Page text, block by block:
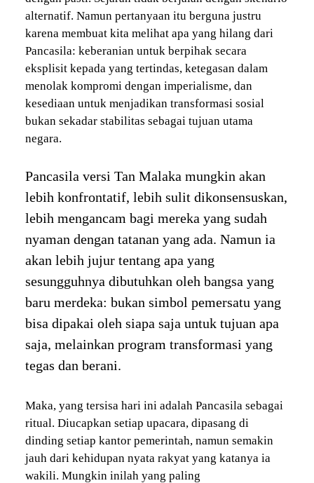
alternatif. Namun pertanyaan itu berguna justru
karena membuat kita melihat apa yang hilang dari
Pancasila: keberanian untuk berpihak secara
eksplisit kepada yang tertindas, ketegasan dalam
menolak kompromi dengan imperialisme, dan
kesediaan untuk menjadikan transformasi sosial
bukan sekadar stabilitas sebagai tujuan utama
negara.
Pancasila versi Tan Malaka mungkin akan
lebih konfrontatif, lebih sulit dikonsensuskan,
lebih mengancam bagi mereka yang sudah
nyaman dengan tatanan yang ada. Namun ia
akan lebih jujur tentang apa yang
sesungguhnya dibutuhkan oleh bangsa yang
baru merdeka: bukan simbol pemersatu yang
bisa dipakai oleh siapa saja untuk tujuan apa
saja, melainkan program transformasi yang
tegas dan berani.
Maka, yang tersisa hari ini adalah Pancasila sebagai
ritual. Diucapkan setiap upacara, dipasang di
dinding setiap kantor pemerintah, namun semakin
jauh dari kehidupan nyata rakyat yang katanya ia
wakili. Mungkin inilah yang paling